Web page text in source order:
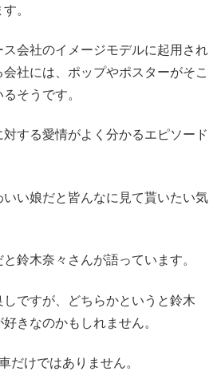
。
会社のイメージモデルに起用され
社には、ポップやポスターがそこ
そうです。
する愛情がよく分かるエピソード
い娘だと皆んなに見て貰いたい気
鈴木奈々さんが語っています。
しですが、どちらかというと鈴木
きなのかもしれません。
だけではありません。